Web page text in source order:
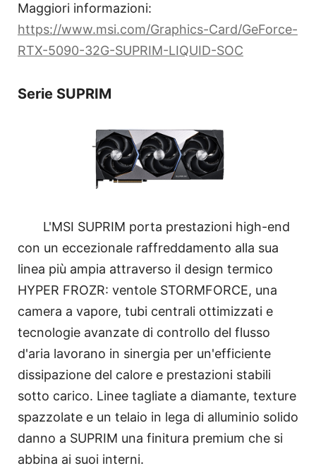
Maggiori informazioni:
https://www.msi.com/Graphics-Card/GeForce-
RTX-5090-32G-SUPRIM-LIQUID-SOC
Serie SUPRIM
L'MSI SUPRIM porta prestazioni high-end
con un eccezionale raffreddamento alla sua
linea più ampia attraverso il design termico
HYPER FROZR: ventole STORMFORCE, una
camera a vapore, tubi centrali ottimizzati e
tecnologie avanzate di controllo del flusso
d'aria lavorano in sinergia per un'efficiente
dissipazione del calore e prestazioni stabili
sotto carico. Linee tagliate a diamante, texture
spazzolate e un telaio in lega di alluminio solido
danno a SUPRIM una finitura premium che si
abbina ai suoi interni.